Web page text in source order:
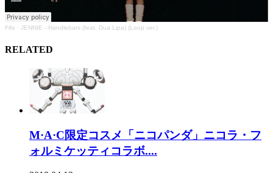
Fife · JENNIE - Handlebars (feat. Dua Lipa) (Loop ver.)
RELATED
M·A·C限定コスメ「ニコパンダ」ニコラ・フ
ォルミケッティコラボ....